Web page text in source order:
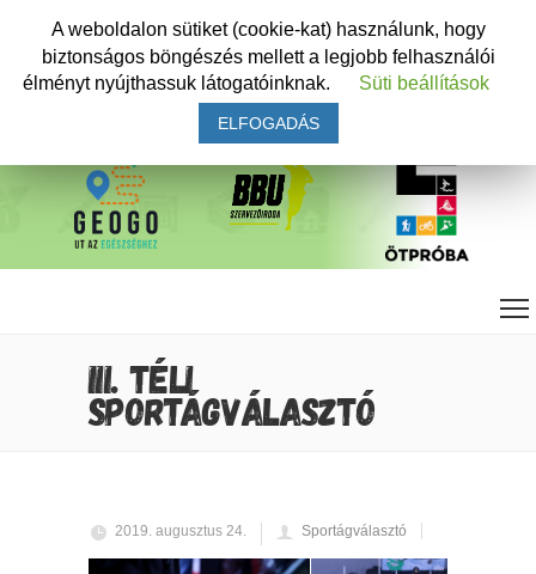
III. TÉLI
SPORTÁGVÁLASZTÓ
2019. augusztus 24. Sportágválasztó
A weboldalon sütiket (cookie-kat) használunk, hogy
biztonságos böngészés mellett a legjobb felhasználói
élményt nyújthassuk látogatóinknak.
Süti beállítások
ELFOGADÁS